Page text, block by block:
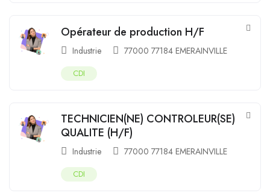
Opérateur de production H/F
Industrie 77000 77184 EMERAINVILLE
CDI
TECHNICIEN(NE) CONTROLEUR(SE)
QUALITE (H/F)
Industrie 77000 77184 EMERAINVILLE
CDI